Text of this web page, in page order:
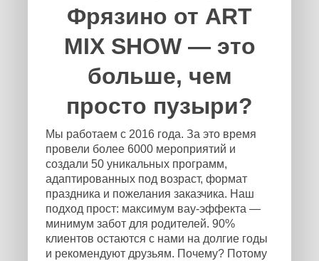
Фрязино от ART
MIX SHOW — это
больше, чем
просто пузыри?
Мы работаем с 2016 года. За это время
провели более 6000 мероприятий и
создали 50 уникальных программ,
адаптированных под возраст, формат
праздника и пожелания заказчика. Наш
подход прост: максимум вау-эффекта —
минимум забот для родителей. 90%
клиентов остаются с нами на долгие годы
и рекомендуют друзьям. Почему? Потому